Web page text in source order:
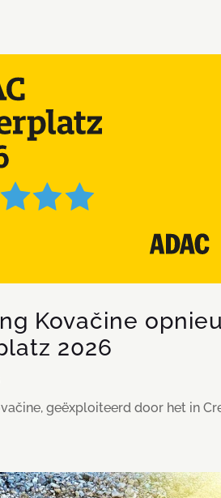
Kovačine
2026
geëxploiteerd door het in